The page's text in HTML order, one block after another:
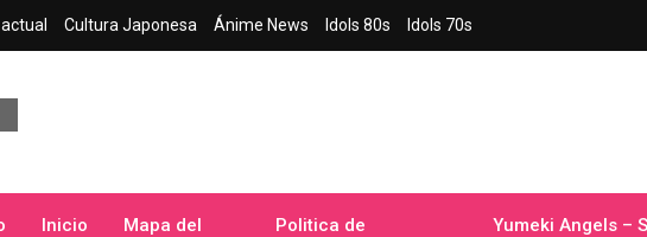
Cultura Japonesa Ánime News Idols 80s Idols 70s
Inicio Mapa del Politica de Yumeki Angels –